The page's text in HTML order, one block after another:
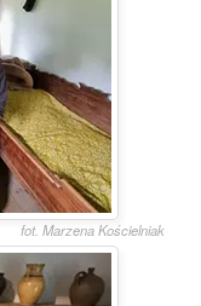
fot. Marzena Kościelniak